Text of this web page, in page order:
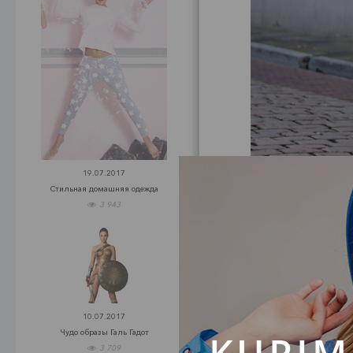
19.07.2017
Стильная домашняя одежда
3 943
10.07.2017
Чудо образы Галь Гадот
3 709